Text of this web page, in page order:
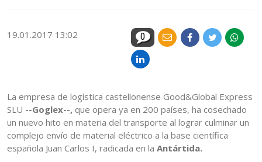
19.01.2017 13:02 0
La empresa de logística castellonense Good&Global Express
SLU --Goglex--, que opera ya en 200 países, ha cosechado
un nuevo hito en materia del transporte al lograr culminar un
complejo envío de material eléctrico a la base científica
española Juan Carlos I, radicada en la Antártida.